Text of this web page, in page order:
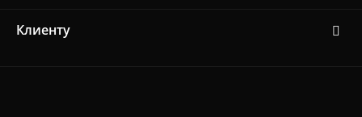
Клиенту